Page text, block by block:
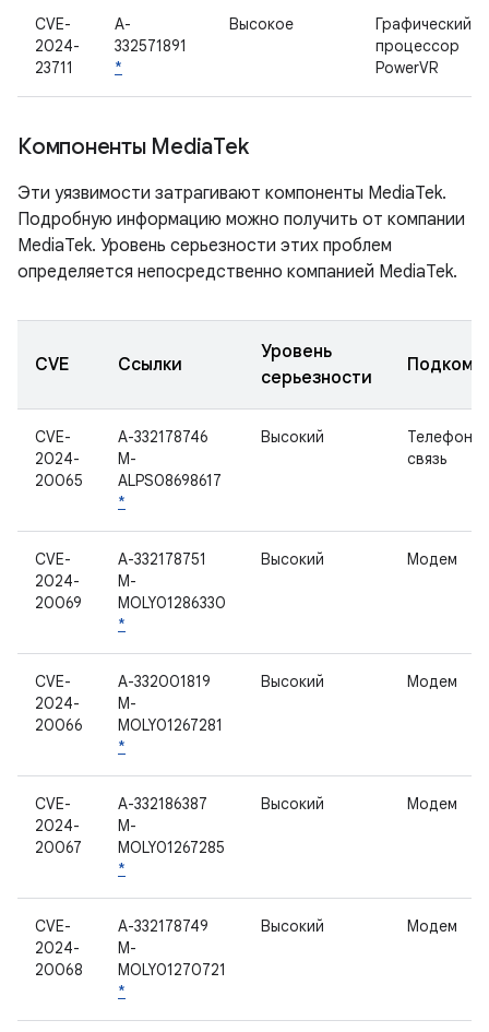
CVE-
2024-
23711
A-
332571891
*
Высокое
Графический
процессор
PowerVR
Компоненты MediaTek
Эти уязвимости затрагивают компоненты MediaTek.
Подробную информацию можно получить от компании
MediaTek. Уровень серьезности этих проблем
определяется непосредственно компанией MediaTek.
CVE Ссылки
Уровень
серьезности
CVE-
2024-
20065
A-332178746
M-
ALPS08698617
*
Высокий
связь
CVE-
2024-
20069
A-332178751
M-
MOLY01286330
*
Высокий Модем
CVE-
2024-
20066
A-332001819
M-
MOLY01267281
*
Высокий Модем
CVE-
2024-
20067
A-332186387
M-
MOLY01267285
*
Высокий Модем
CVE-
2024-
20068
A-332178749
M-
MOLY01270721
*
Высокий Модем